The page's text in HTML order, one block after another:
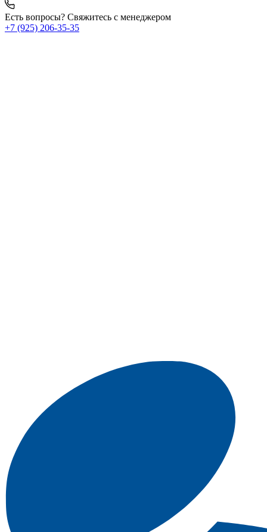
Есть вопросы? Свяжитесь с менеджером
+7 (925) 206‑35‑35